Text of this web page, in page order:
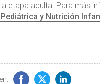
etapa adulta. Para más
y Nutrición